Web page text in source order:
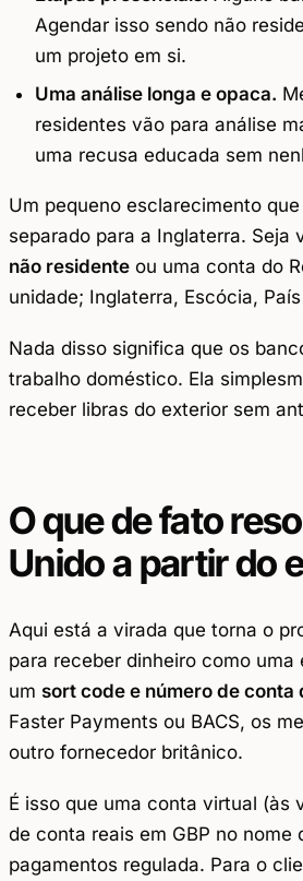
Agendar isso sendo não
um projeto em si.
Uma análise longa e opaca.
residentes vão para análise
uma recusa educada sem
Um pequeno esclarecimento
separado para a Inglaterra. Seja
não residente ou uma conta do
unidade; Inglaterra, Escócia,
Nada disso significa que os
trabalho doméstico. Ela
receber libras do exterior sem
O que de fato
Unido a partir do
Aqui está a virada que torna o
para receber dinheiro como
um sort code e número de conta
Faster Payments ou BACS, os
outro fornecedor britânico.
É isso que uma conta virtual (às
de conta reais em GBP no
pagamentos regulada. Para o